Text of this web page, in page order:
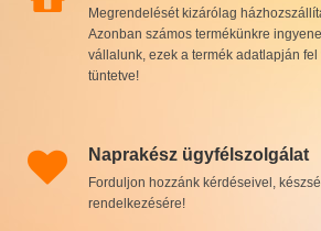
Megrendelését kizárólag
Azonban számos termékünkre
vállalunk, ezek a termék adatlapján
tüntetve!
Naprakész ügyfélszolgálat
Forduljon hozzánk kérdéseivel,
rendelkezésére!